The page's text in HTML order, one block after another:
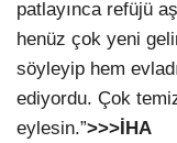
patlayınca refüjü
henüz çok yeni
söyleyip hem
ediyordu. Çok
eylesin.”>>>İHA